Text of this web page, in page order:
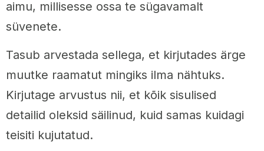
aimu, millisesse ossa te sügavamalt
süvenete.
Tasub arvestada sellega, et kirjutades ärge
muutke raamatut mingiks ilma nähtuks.
Kirjutage arvustus nii, et kõik sisulised
detailid oleksid säilinud, kuid samas kuidagi
teisiti kujutatud.